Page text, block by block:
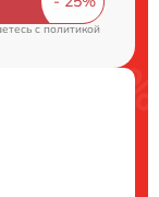
cполитикой